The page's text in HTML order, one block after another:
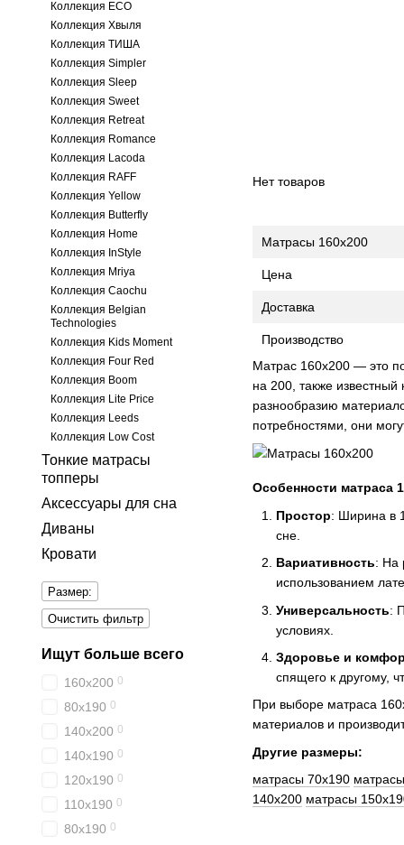
Матрасы 160x200
Цена
Доставка
Производство
Матрас 160х200 — это
на 200, также
разнообразию
потребностями, они
Особенности матраса
Простор: Ширина в
сне.
Вариативность: На
использованием
Универсальность:
условиях.
Здоровье и
спящего к другому,
При выборе матраса
материалов и
Другие размеры:
матрасы 70x190
140x200 матрасы
Нет товаров
Коллекция ECO
Коллекция Хвыля
Коллекция ТИША
Коллекция Simpler
Коллекция Sleep
Коллекция Sweet
Коллекция Retreat
Коллекция Romance
Коллекция Lacoda
Коллекция RAFF
Коллекция Yellow
Коллекция Butterfly
Коллекция Home
Коллекция InStyle
Коллекция Mriya
Коллекция Caochu
Коллекция Belgian
Technologies
Коллекция Kids Moment
Коллекция Four Red
Коллекция Boom
Коллекция Lite Price
Коллекция Leeds
Коллекция Low Cost
Тонкие матрасы
топперы
Аксессуары для сна
Диваны
Кровати
Размер:
Очистить фильтр
Ищут больше всего
160х200 0
80x190 0
140х200 0
140х190 0
120х190 0
110х190 0
80х190 0